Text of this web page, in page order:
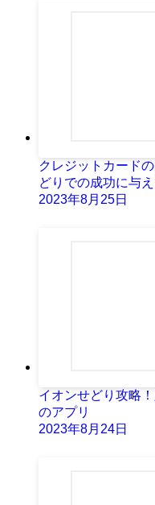
クレジットカード
どりでの成功に与
2023年8月25日
イオンせどり攻略
のアプリ
2023年8月24日